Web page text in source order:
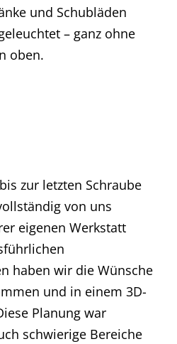
und Schubläden
– ganz ohne
oben.
zur letzten Schraube
von uns
eigenen Werkstatt
haben wir die Wünsche
und in einem 3D-
Planung war
schwierige Bereiche